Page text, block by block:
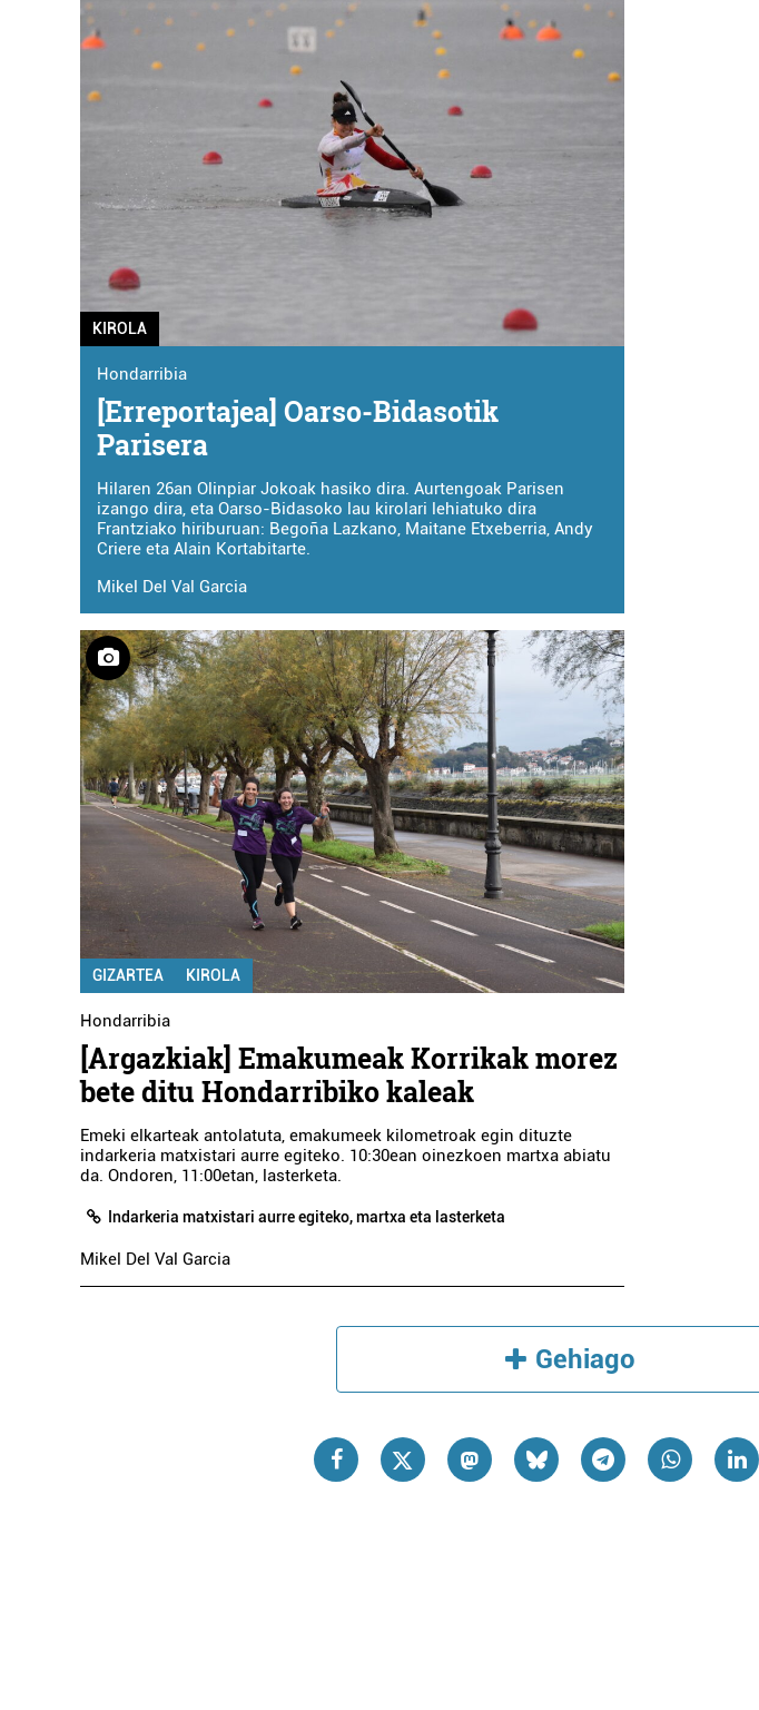
KIROLA
Hondarribia
[Erreportajea] Oarso-Bidasotik
Parisera
Hilaren 26an Olinpiar Jokoak hasiko dira. Aurtengoak Parisen
izango dira, eta Oarso-Bidasoko lau kirolari lehiatuko dira
Frantziako hiriburuan: Begoña Lazkano, Maitane Etxeberria, Andy
Criere eta Alain Kortabitarte.
Mikel Del Val Garcia
GIZARTEA KIROLA
Hondarribia
[Argazkiak] Emakumeak Korrikak morez
bete ditu Hondarribiko kaleak
Emeki elkarteak antolatuta, emakumeek kilometroak egin dituzte
indarkeria matxistari aurre egiteko. 10:30ean oinezkoen martxa abiatu
da. Ondoren, 11:00etan, lasterketa.
Indarkeria matxistari aurre egiteko, martxa eta lasterketa
Mikel Del Val Garcia
Gehiago